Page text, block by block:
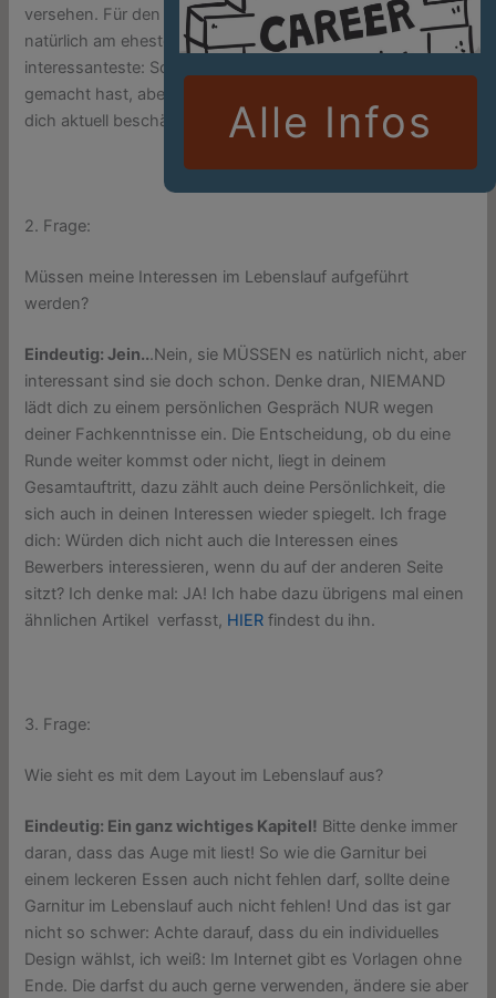
versehen. Für den Leser fällt optisch die erste Angabe
natürlich am ehesten ins Auge. Und das ist auch die
interessanteste: Schön zu wissen, was du vor 10 Jahren
gemacht hast, aber noch interessanter zu wissen, was
dich aktuell beschäftigt.
2. Frage:
Müssen meine Interessen im Lebenslauf aufgeführt
werden?
Eindeutig: Jein...Nein, sie MÜSSEN es natürlich nicht, aber
interessant sind sie doch schon. Denke dran, NIEMAND
lädt dich zu einem persönlichen Gespräch NUR wegen
deiner Fachkenntnisse ein. Die Entscheidung, ob du eine
Runde weiter kommst oder nicht, liegt in deinem
Gesamtauftritt, dazu zählt auch deine Persönlichkeit, die
sich auch in deinen Interessen wieder spiegelt. Ich frage
dich: Würden dich nicht auch die Interessen eines
Bewerbers interessieren, wenn du auf der anderen Seite
sitzt? Ich denke mal: JA! Ich habe dazu übrigens mal einen
ähnlichen Artikel verfasst, HIER findest du ihn.
3. Frage:
Wie sieht es mit dem Layout im Lebenslauf aus?
Eindeutig: Ein ganz wichtiges Kapitel! Bitte denke immer
daran, dass das Auge mit liest! So wie die Garnitur bei
einem leckeren Essen auch nicht fehlen darf, sollte deine
Garnitur im Lebenslauf auch nicht fehlen! Und das ist gar
nicht so schwer: Achte darauf, dass du ein individuelles
Design wählst, ich weiß: Im Internet gibt es Vorlagen ohne
Ende. Die darfst du auch gerne verwenden, ändere sie aber
Alle Infos